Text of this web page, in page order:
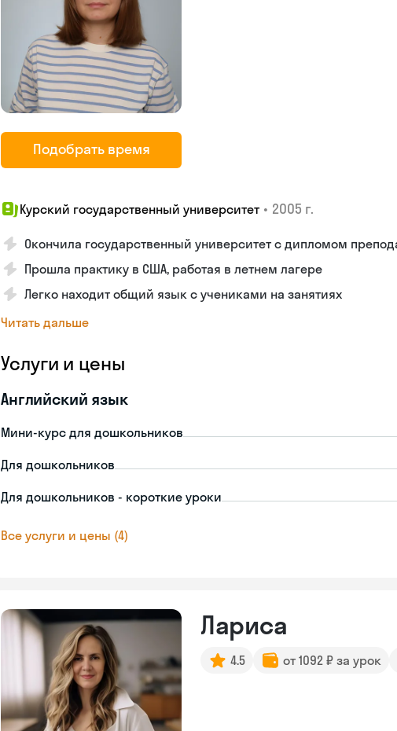
Подобрать время
Курский государственный университет • 2005 г.
Окончила государственный университет с дипломом
Прошла практику в США, работая в летнем лагере
Легко находит общий язык с учениками на занятиях
Читать дальше
Услуги и цены
Английский язык
Мини-курс для дошкольников
Для дошкольников
Для дошкольников - короткие уроки
Все услуги и цены (4)
Лариса
4.5 от 1092 ₽ за урок